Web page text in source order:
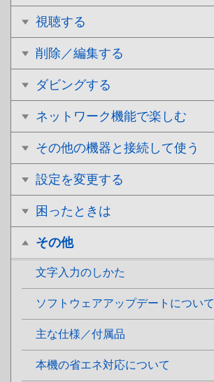
視聴する
削除／編集する
ダビングする
ネットワーク機能で楽しむ
その他の機器と接続して使う
設定を変更する
困ったときは
その他
文字入力のしかた
ソフトウェアアップデートについて
主な仕様／付属品
本機の省エネ対応について